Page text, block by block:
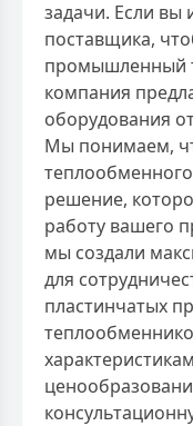
задачи. Если вы
поставщика,
промышленный
компания
оборудования
Мы понимаем,
решение,
работу вашего
мы создали
для
пластинчатых